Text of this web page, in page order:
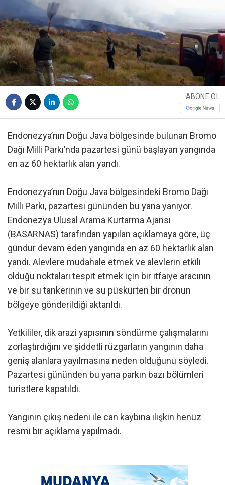
ABONE OL
Endonezya’nın Doğu Java bölgesinde bulunan Bromo
Dağı Milli Parkı’nda pazartesi günü başlayan yangında
en az 60 hektarlık alan yandı.
Endonezya’nın Doğu Java bölgesindeki Bromo Dağı
Milli Parkı, pazartesi gününden bu yana yanıyor.
Endonezya Ulusal Arama Kurtarma Ajansı
(BASARNAS) tarafından yapılan açıklamaya göre, üç
gündür devam eden yangında en az 60 hektarlık alan
yandı. Alevlere müdahale etmek ve alevlerin etkili
olduğu noktaları tespit etmek için bir itfaiye aracının
ve bir su tankerinin ve su püskürten bir dronun
bölgeye gönderildiği aktarıldı.
Yetkililer, dik arazi yapısının söndürme çalışmalarını
zorlaştırdığını ve şiddetli rüzgarların yangının daha
geniş alanlara yayılmasına neden olduğunu söyledi.
Pazartesi gününden bu yana parkın bazı bölümleri
turistlere kapatıldı.
Yangının çıkış nedeni ile can kaybına ilişkin henüz
resmi bir açıklama yapılmadı.